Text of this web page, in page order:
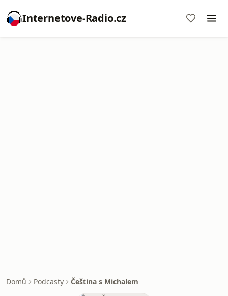
Internetove-Radio.cz
Domů Podcasty Čeština s Michalem